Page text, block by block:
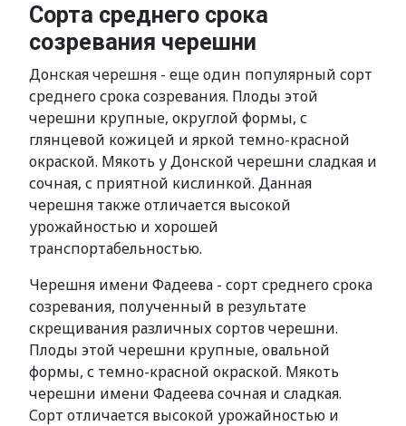
Сорта среднего срока
созревания черешни
Донская черешня - еще один популярный сорт
среднего срока созревания. Плоды этой
черешни крупные, округлой формы, с
глянцевой кожицей и яркой темно-красной
окраской. Мякоть у Донской черешни сладкая и
сочная, с приятной кислинкой. Данная
черешня также отличается высокой
урожайностью и хорошей
транспортабельностью.
Черешня имени Фадеева - сорт среднего срока
созревания, полученный в результате
скрещивания различных сортов черешни.
Плоды этой черешни крупные, овальной
формы, с темно-красной окраской. Мякоть
черешни имени Фадеева сочная и сладкая.
Сорт отличается высокой урожайностью и